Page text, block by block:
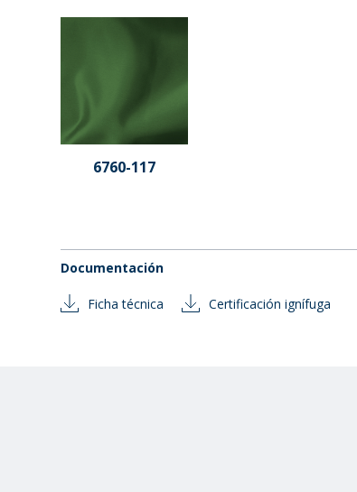
6760-117
Documentación
Ficha técnica Certificación ignífuga